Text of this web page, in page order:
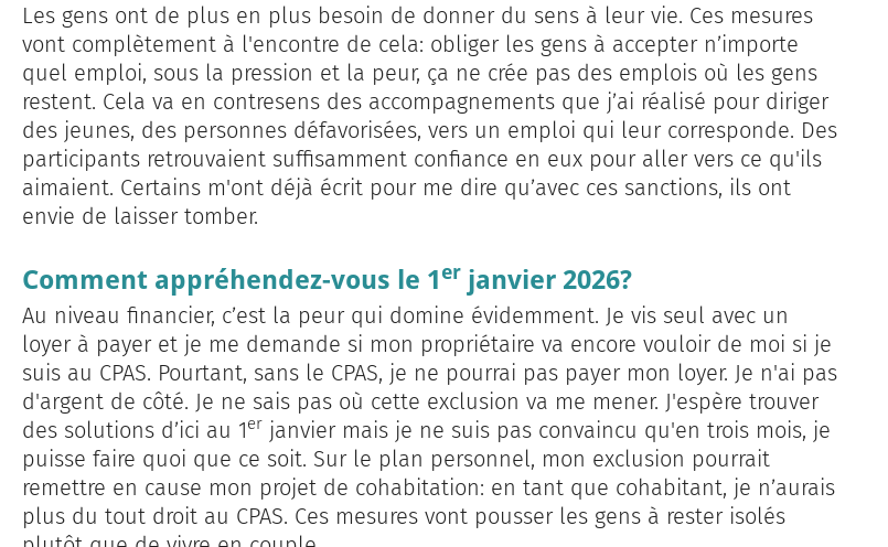
Les gens ont de plus en plus besoin de donner du sens à leur vie. Ces mesures
vont complètement à l'encontre de cela: obliger les gens à accepter n’importe
quel emploi, sous la pression et la peur, ça ne crée pas des emplois où les gens
restent. Cela va en contresens des accompagnements que j’ai réalisé pour diriger
des jeunes, des personnes défavorisées, vers un emploi qui leur corresponde. Des
participants retrouvaient suffisamment confiance en eux pour aller vers ce qu'ils
aimaient. Certains m'ont déjà écrit pour me dire qu’avec ces sanctions, ils ont
envie de laisser tomber.
Comment appréhendez-vous le 1er janvier 2026?
Au niveau financier, c’est la peur qui domine évidemment. Je vis seul avec un
loyer à payer et je me demande si mon propriétaire va encore vouloir de moi si je
suis au CPAS. Pourtant, sans le CPAS, je ne pourrai pas payer mon loyer. Je n'ai pas
d'argent de côté. Je ne sais pas où cette exclusion va me mener. J'espère trouver
des solutions d’ici au 1er janvier mais je ne suis pas convaincu qu'en trois mois, je
puisse faire quoi que ce soit. Sur le plan personnel, mon exclusion pourrait
remettre en cause mon projet de cohabitation: en tant que cohabitant, je n’aurais
plus du tout droit au CPAS. Ces mesures vont pousser les gens à rester isolés